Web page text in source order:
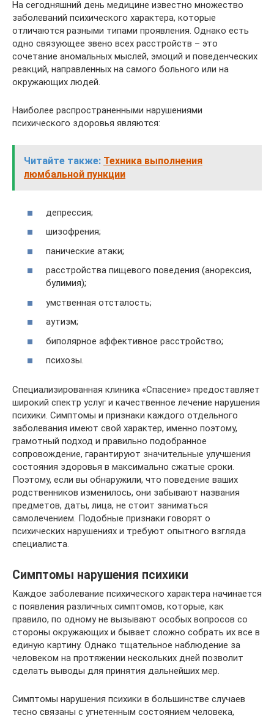
На сегодняшний день медицине известно множество
заболеваний психического характера, которые
отличаются разными типами проявления. Однако есть
одно связующее звено всех расстройств – это
сочетание аномальных мыслей, эмоций и поведенческих
реакций, направленных на самого больного или на
окружающих людей.
Наиболее распространенными нарушениями
психического здоровья являются:
Читайте также: Техника выполнения
люмбальной пункции
депрессия;
шизофрения;
панические атаки;
расстройства пищевого поведения (анорексия,
булимия);
умственная отсталость;
аутизм;
биполярное аффективное расстройство;
психозы.
Специализированная клиника «Спасение» предоставляет
широкий спектр услуг и качественное лечение нарушения
психики. Симптомы и признаки каждого отдельного
заболевания имеют свой характер, именно поэтому,
грамотный подход и правильно подобранное
сопровождение, гарантируют значительные улучшения
состояния здоровья в максимально сжатые сроки.
Поэтому, если вы обнаружили, что поведение ваших
родственников изменилось, они забывают названия
предметов, даты, лица, не стоит заниматься
самолечением. Подобные признаки говорят о
психических нарушениях и требуют опытного взгляда
специалиста.
Симптомы нарушения психики
Каждое заболевание психического характера начинается
с появления различных симптомов, которые, как
правило, по одному не вызывают особых вопросов со
стороны окружающих и бывает сложно собрать их все в
единую картину. Однако тщательное наблюдение за
человеком на протяжении нескольких дней позволит
сделать выводы для принятия дальнейших мер.
Симптомы нарушения психики в большинстве случаев
тесно связаны с угнетенным состоянием человека,